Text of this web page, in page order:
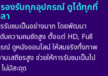
องรับทุกอุปกรณ์ ดูได้ทุกที่
า
รับชมเป็นอย่างมาก โดยพัฒนา
บความคมชัดสูง ตั้งแต่ HD, Full
ณ์ ดูหนังออนไลน์ ให้สมจริงทั้งภาพ
เสถียรสูง ช่วยให้การรับชมเป็นไป
ม่มีสะดุด